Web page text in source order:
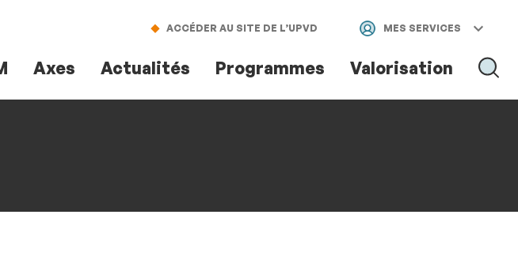
ACCÉDER AU SITE DE L’UPVD MES SERVICES
Axes Actualités Programmes Valorisation